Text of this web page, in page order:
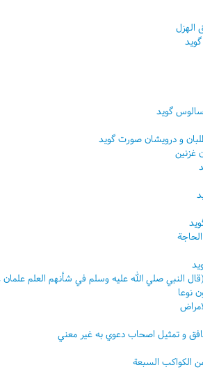
الهزل
گويد
و درويشان صورت گويد
غزنين
النبي صلي الله عليه وسلم في شأنهم العلم علمان
نوعا
و تمثيل اصحاب دعوي به غير معني
الکواکب السبعة